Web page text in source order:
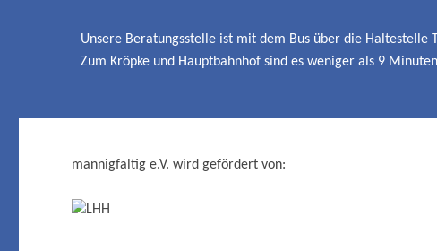
Unsere Beratungsstelle ist mit dem Bus über die Haltestelle
Zum Kröpke und Hauptbahnhof sind es weniger als 9
mannigfaltig e.V. wird gefördert von: